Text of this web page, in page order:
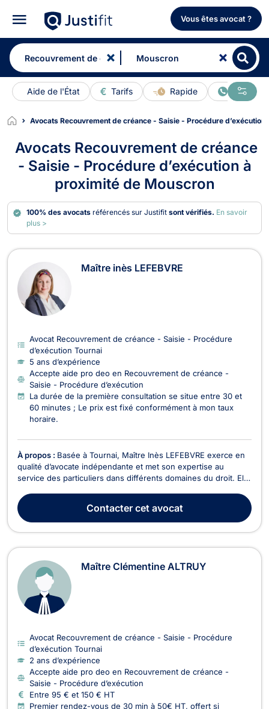
Vous êtes avocat ?
Aide de l'État Tarifs Rapide En ligne
Avocats Recouvrement de créance - Saisie - Procédure d’exécution
Avocats Recouvrement de créance
- Saisie - Procédure d’exécution à
proximité de Mouscron
100% des avocats référencés sur Justifitsont vérifiés. En savoir
plus >
Avocats en Recouvrement de
Maître inès LEFEBVRE
Avocat Recouvrement de créance - Saisie - Procédure
d’exécution Tournai
5 ans d’expérience
Accepte aide pro deo en Recouvrement de créance -
Saisie - Procédure d’exécution
La durée de la première consultation se situe entre 30 et
60 minutes ; Le prix est fixé conformément à mon taux
horaire.
À propos : Basée à Tournai, Maître Inès LEFEBVRE exerce en
qualité d’avocate indépendante et met son expertise au
service des particuliers dans différents domaines du droit. Elle
(accident de circulation, conduite en état d'ivresse, sous
stupéfiants, délit de fuite,...) ;En dro...
Contactercet avocat
Maître Clémentine ALTRUY
Avocat Recouvrement de créance - Saisie - Procédure
d’exécution Tournai
2 ans d’expérience
Accepte aide pro deo en Recouvrement de créance -
Saisie - Procédure d’exécution
Entre 95 € et 150 € HT
Premier rendez-vous de 30 min à 50€ HT, offert si